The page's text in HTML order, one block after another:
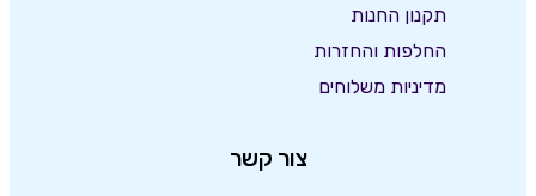
תקנון החנות
החלפות והחזרות
מדיניות משלוחים
צור קשר